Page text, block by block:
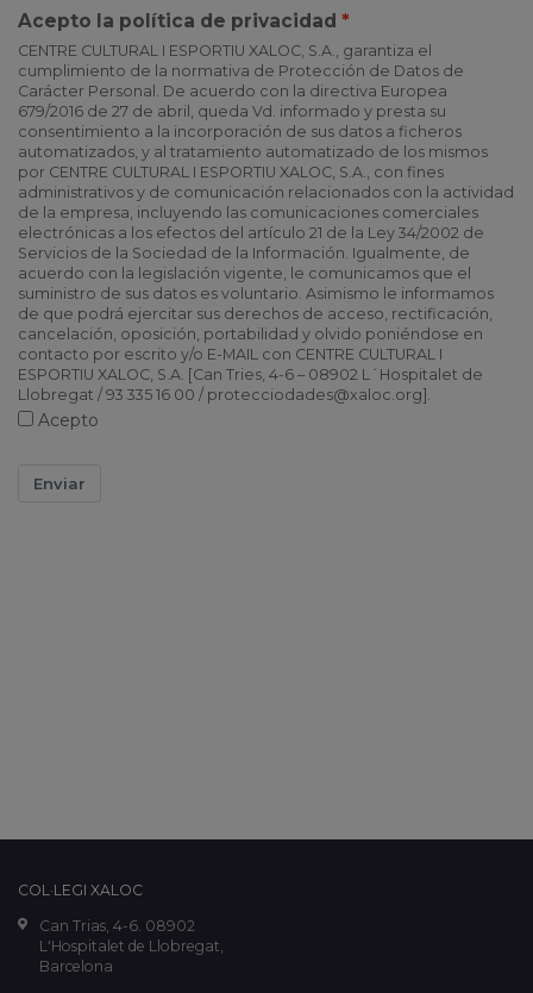
Acepto la política de privacidad
CENTRE CULTURAL I ESPORTIU XALOC, S.A., garantiza el
cumplimiento de la normativa de Protección de Datos de
Carácter Personal. De acuerdo con la directiva Europea
679/2016 de 27 de abril, queda Vd. informado y presta su
consentimiento a la incorporación de sus datos a ficheros
automatizados, y al tratamiento automatizado de los mismos
por CENTRE CULTURAL I ESPORTIU XALOC, S.A., con fines
administrativos y de comunicación relacionados con la actividad
de la empresa, incluyendo las comunicaciones comerciales
electrónicas a los efectos del artículo 21 de la Ley 34/2002 de
Servicios de la Sociedad de la Información. Igualmente, de
acuerdo con la legislación vigente, le comunicamos que el
suministro de sus datos es voluntario. Asimismo le informamos
de que podrá ejercitar sus derechos de acceso, rectificación,
cancelación, oposición, portabilidad y olvido poniéndose en
contacto por escrito y/o E-MAIL con CENTRE CULTURAL I
ESPORTIU XALOC, S.A. [Can Tries, 4-6 – 08902 L´Hospitalet de
Llobregat / 93 335 16 00 / protecciodades@xaloc.org].
Acepto
Enviar
COL·LEGI XALOC
Can Trias, 4-6. 08902
L'Hospitalet de Llobregat,
Barcelona